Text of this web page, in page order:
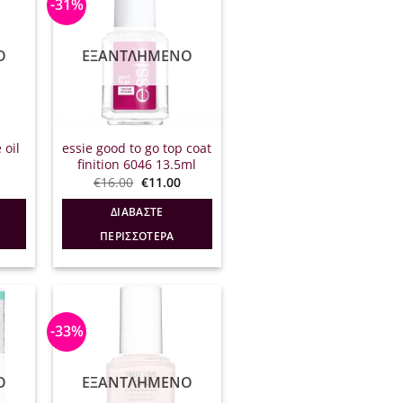
oil
-31%
ΕΞΑΝΤΛΗΜΈΝΟ
essie good to go top coat
finition 6046 13.5ml
€16.00 Original
was:
€16.00.
€11.00Η
ΔΙΑΒΆΣΤΕ
ΠΕΡΙΣΣΌΤΕΡΑ
-33%
ΕΞΑΝΤΛΗΜΈΝΟ